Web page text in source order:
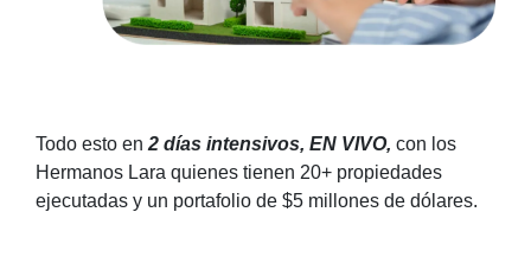
Todo esto en 2 días intensivos, EN VIVO, con los
Hermanos Lara quienes tienen 20+ propiedades
ejecutadas y un portafolio de $5 millones de dólares.